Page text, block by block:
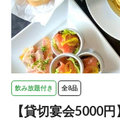
飲み放題付き 全8品
【貸切宴会5000